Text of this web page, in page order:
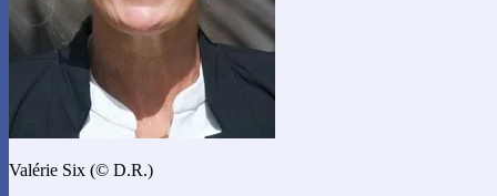
Valérie Six (© D.R.)